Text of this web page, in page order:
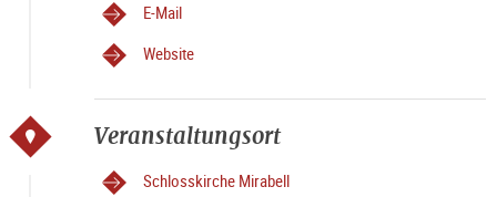
E-Mail
Website
Veranstaltungsort
Schlosskirche Mirabell